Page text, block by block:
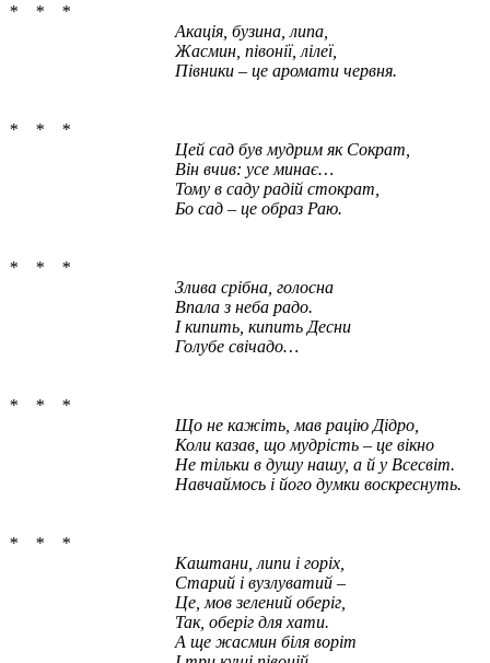
* * *
Акація, бузина, липа,
Жасмин, півонії, лілеї,
Півники – це аромати червня.
* * *
Цей сад був мудрим як Сократ,
Він вчив: усе минає…
Тому в саду радій стократ,
Бо сад – це образ Раю.
* * *
Злива срібна, голосна
Впала з неба радо.
І кипить, кипить Десни
Голубе свічадо…
* * *
Що не кажіть, мав рацію Дідро,
Коли казав, що мудрість – це вікно
Не тільки в душу нашу, а й у Всесвіт.
Навчаймось і його думки воскреснуть.
* * *
Каштани, липи і горіх,
Старий і вузлуватий –
Це, мов зелений оберіг,
Так, оберіг для хати.
А ще жасмин біля воріт